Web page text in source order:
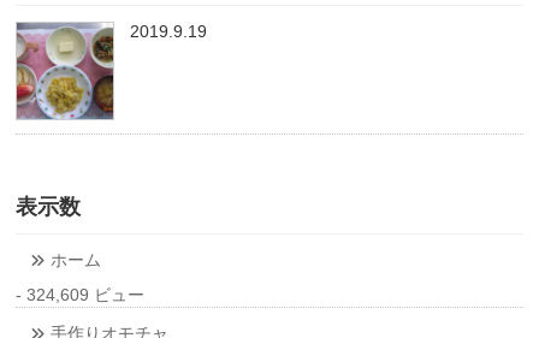
2019.9.19
表示数
ホーム
- 324,609 ビュー
手作りオモチャ